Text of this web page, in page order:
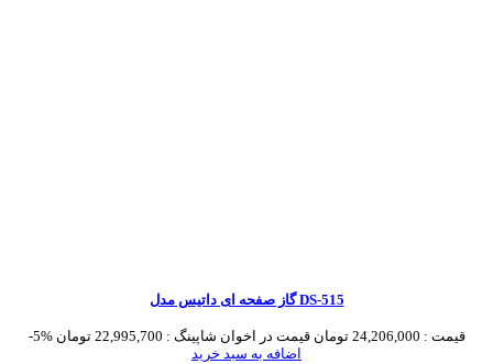
گاز صفحه ای داتیس مدل DS-515
-5% قیمت : 24,206,000 تومان قیمت در اخوان شاپینگ : 22,995,700 تومان
اضافه به سبد خرید